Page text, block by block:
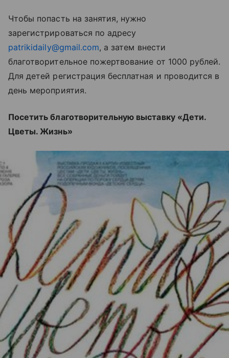
Чтобы попасть на занятия, нужно
зарегистрироваться по адресу
patrikidaily@gmail.com, а затем внести
благотворительное пожертвование от 1000 рублей.
Для детей регистрация бесплатная и проводится в
день мероприятия.
Посетить благотворительную выставку «Дети.
Цветы. Жизнь»